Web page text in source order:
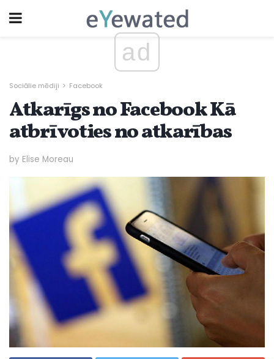
ad
Sociālie mēdiji Facebook
Atkarīgs no Facebook Kā
atbrīvoties no atkarības
by Elise Moreau